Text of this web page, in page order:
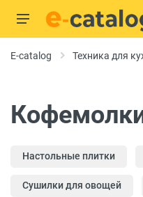
E-catalog Техника для
Настольные плитки
Сушилки для овощей